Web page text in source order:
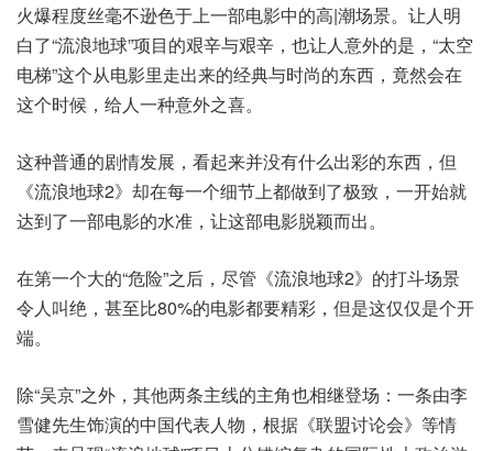
火爆程度丝毫不逊色于上一部电影中的高|潮场景。让人明
白了“流浪地球”项目的艰辛与艰辛，也让人意外的是，“太空
电梯”这个从电影里走出来的经典与时尚的东西，竟然会在
这个时候，给人一种意外之喜。
这种普通的剧情发展，看起来并没有什么出彩的东西，但
《流浪地球2》却在每一个细节上都做到了极致，一开始就
达到了一部电影的水准，让这部电影脱颖而出。
在第一个大的“危险”之后，尽管《流浪地球2》的打斗场景
令人叫绝，甚至比80%的电影都要精彩，但是这仅仅是个开
端。
除“吴京”之外，其他两条主线的主角也相继登场：一条由李
雪健先生饰演的中国代表人物，根据《联盟讨论会》等情